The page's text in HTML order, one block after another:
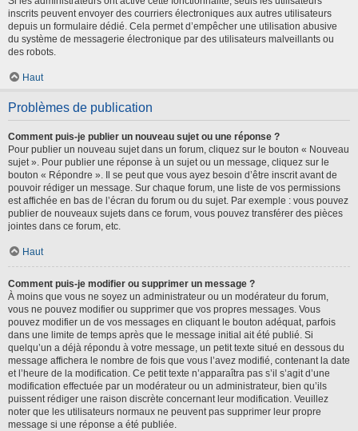
inscrits peuvent envoyer des courriers électroniques aux autres utilisateurs
depuis un formulaire dédié. Cela permet d’empêcher une utilisation abusive
du système de messagerie électronique par des utilisateurs malveillants ou
des robots.
Haut
Problèmes de publication
Comment puis-je publier un nouveau sujet ou une réponse ?
Pour publier un nouveau sujet dans un forum, cliquez sur le bouton « Nouveau
sujet ». Pour publier une réponse à un sujet ou un message, cliquez sur le
bouton « Répondre ». Il se peut que vous ayez besoin d’être inscrit avant de
pouvoir rédiger un message. Sur chaque forum, une liste de vos permissions
est affichée en bas de l’écran du forum ou du sujet. Par exemple : vous pouvez
publier de nouveaux sujets dans ce forum, vous pouvez transférer des pièces
jointes dans ce forum, etc.
Haut
Comment puis-je modifier ou supprimer un message ?
À moins que vous ne soyez un administrateur ou un modérateur du forum,
vous ne pouvez modifier ou supprimer que vos propres messages. Vous
pouvez modifier un de vos messages en cliquant le bouton adéquat, parfois
dans une limite de temps après que le message initial ait été publié. Si
quelqu’un a déjà répondu à votre message, un petit texte situé en dessous du
message affichera le nombre de fois que vous l’avez modifié, contenant la date
et l’heure de la modification. Ce petit texte n’apparaîtra pas s’il s’agit d’une
modification effectuée par un modérateur ou un administrateur, bien qu’ils
puissent rédiger une raison discrète concernant leur modification. Veuillez
noter que les utilisateurs normaux ne peuvent pas supprimer leur propre
message si une réponse a été publiée.